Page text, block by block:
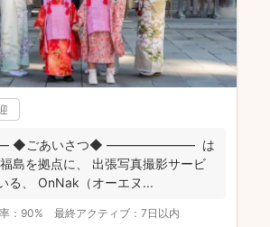
ごあいさつ◆ ――――――― は
島を拠点に、 出張写真撮影サービ
る、 OnNak（オーエヌ...
： 90% 最終アクティブ： 7日以内